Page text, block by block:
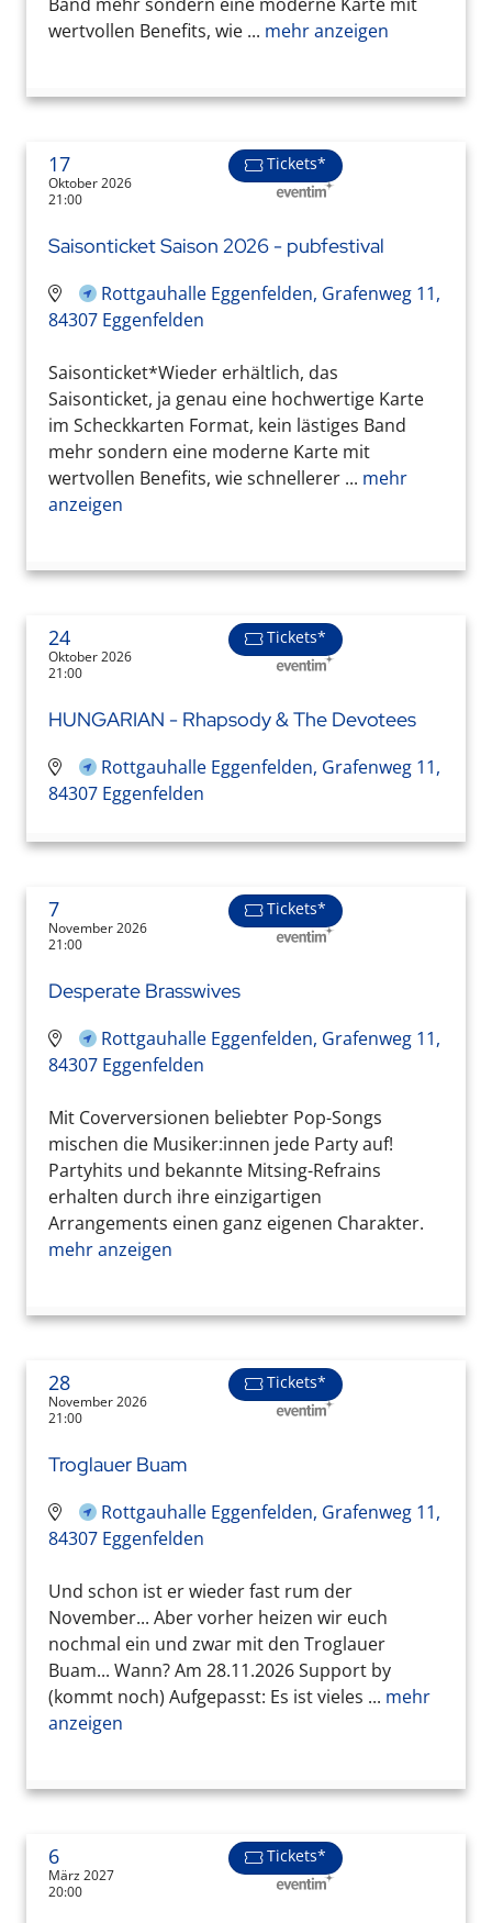
wertvollen Benefits, wie ... mehr anzeigen
17
Oktober 2026
21:00
Tickets*
Saisonticket Saison 2026 - pubfestival
Rottgauhalle Eggenfelden, Grafenweg 11,
84307 Eggenfelden
Saisonticket*Wieder erhältlich, das
Saisonticket, ja genau eine hochwertige Karte
im Scheckkarten Format, kein lästiges Band
mehr sondern eine moderne Karte mit
wertvollen Benefits, wie schnellerer ... mehr
anzeigen
24
Oktober 2026
21:00
Tickets*
HUNGARIAN - Rhapsody & The Devotees
Rottgauhalle Eggenfelden, Grafenweg 11,
84307 Eggenfelden
7
November 2026
21:00
Tickets*
Desperate Brasswives
Rottgauhalle Eggenfelden, Grafenweg 11,
84307 Eggenfelden
Mit Coverversionen beliebter Pop-Songs
mischen die Musiker:innen jede Party auf!
Partyhits und bekannte Mitsing-Refrains
erhalten durch ihre einzigartigen
Arrangements einen ganz eigenen Charakter.
mehr anzeigen
28
November 2026
21:00
Tickets*
Troglauer Buam
Rottgauhalle Eggenfelden, Grafenweg 11,
84307 Eggenfelden
Und schon ist er wieder fast rum der
November... Aber vorher heizen wir euch
nochmal ein und zwar mit den Troglauer
Buam... Wann? Am 28.11.2026 Support by
(kommt noch) Aufgepasst: Es ist vieles ... mehr
anzeigen
6
März 2027
20:00
Tickets*